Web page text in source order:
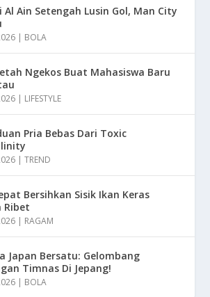
Al Ain Setengah Lusin Gol, Man City
| BOLA
Ngekos Buat Mahasiswa Baru
| LIFESTYLE
Pria Bebas Dari Toxic
|TREND
Bersihkan Sisik Ikan Keras
Ribet
| RAGAM
Japan Bersatu: Gelombang
Timnas Di Jepang!
| BOLA